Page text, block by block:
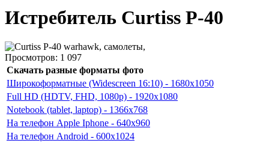
Истребитель Curtiss P-40
Просмотров: 1 097
Скачать разные форматы фото
Широкоформатные (Widescreen 16:10) - 1680x1050
Full HD (HDTV, FHD, 1080p) - 1920x1080
Notebook (tablet, laptop) - 1366x768
На телефон Apple Iphone - 640x960
На телефон Android - 600x1024